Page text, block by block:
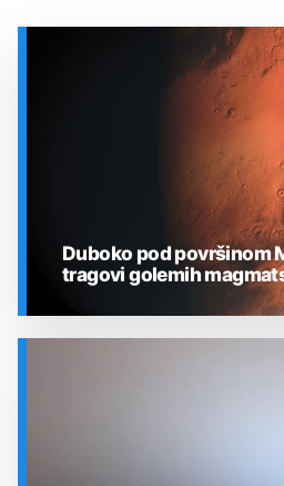
Duboko pod površinom
tragovi golemih